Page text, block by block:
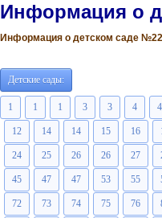
Информация о
Информация о детском саде №22
Детские сады:
1 1 1 3 3 4 4
12 14 14 15 16
24 25 26 26 27
45 47 47 53 55
72 73 74 75 76